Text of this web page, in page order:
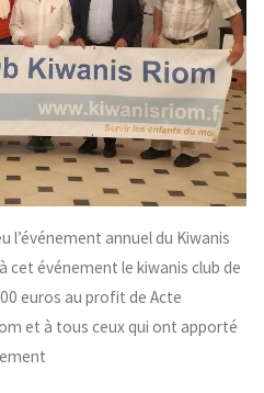
l’événement annuel du Kiwanis
cet événement le kiwanis club de
euros au profit de Acte
et à tous ceux qui ont apporté